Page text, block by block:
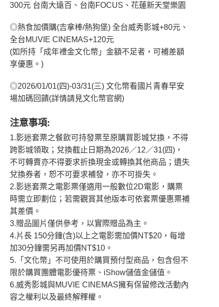
300元 台南大遠百、台南FOCUS、花蓮新天堂樂園
◎熱食加價購(吉拿棒/熱狗堡) 全台威秀影城+80元、
全台MUVIE CINEMAS+120元
(如所持「成年禮金文化幣」金額不足者，可補差額
享優惠。)
◎2026/01/01(四)-03/31(三) 文化幣看國片青春早安
場加碼回饋(詳情請見文化幣官網)
注意事項:
1.影迷套票之餐飲可持發票至原購買影城兌換，不得
跨影城領取；兌換截止日期為2026／12／31(四)，
不可轉賣亦不得要求折換現金或轉換其他商品；遺失
兌換券者，恕不可要求補發，亦不可掛失。
2.影迷套票之電影票僅適用一般數位2D電影，購票
時需立即劃位；若需觀賞其他版本可依套票優惠票補
其差價。
3.贈品圖片僅供參考，以實際贈品為主。
4.片長 150分鐘(含)以上之電影需加價NT$20，每增
加30分鐘需另再加價NT$10。
5.「文化幣」不可使用於購買預付型商品，包含但不
限於購買團體電影優待票、iShow儲值金儲值。
6.威秀影城與MUVIE CINEMAS擁有保留修改活動內
容之權利以及最終解釋權。